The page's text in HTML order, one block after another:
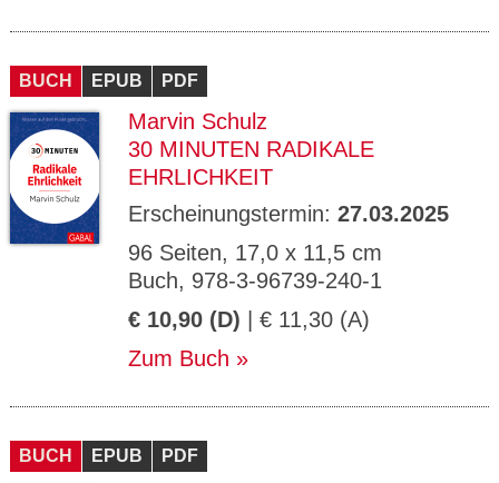
BUCH EPUB PDF
Marvin Schulz
30 MINUTEN RADIKALE
EHRLICHKEIT
Erscheinungstermin: 27.03.2025
96 Seiten, 17,0 x 11,5 cm
Buch, 978-3-96739-240-1
€ 10,90 (D) | € 11,30 (A)
Zum Buch
BUCH EPUB PDF